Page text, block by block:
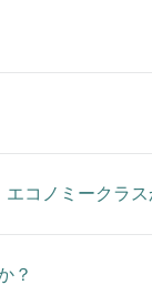
コノミークラス
？